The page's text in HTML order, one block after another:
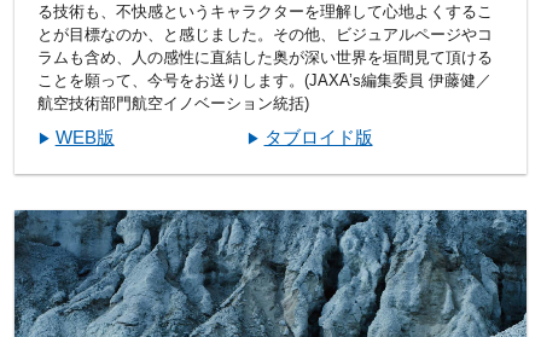
る技術も、不快感というキャラクターを理解して心地よくするこ
とが目標なのか、と感じました。その他、ビジュアルページやコ
ラムも含め、人の感性に直結した奥が深い世界を垣間見て頂ける
ことを願って、今号をお送りします。(JAXA’s編集委員 伊藤健／
航空技術部門航空イノベーション統括)
WEB版 タブロイド版